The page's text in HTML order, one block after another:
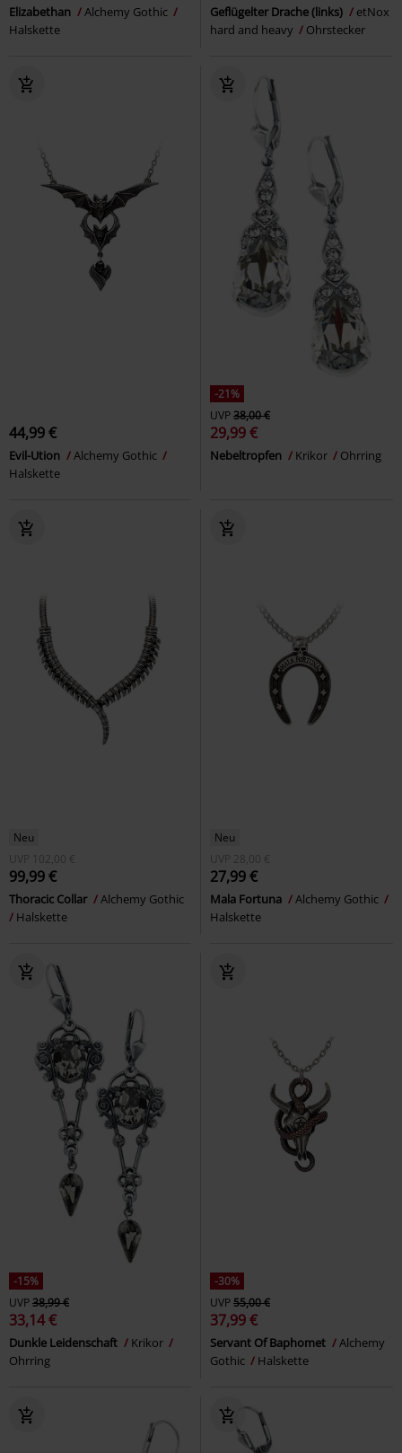
Elizabethan
Alchemy Gothic
Halskette
Geflügelter Drache (links)
etNox
hard and heavy
Ohrstecker
44,99 €
Evil-Ution
Alchemy Gothic
Halskette
-21%
UVP38,00 €
29,99 €
Nebeltropfen Krikor Ohrring
Neu
UVP
102,00 €
99,99 €
Thoracic Collar
Alchemy Gothic
Halskette
Neu
UVP
28,00 €
27,99 €
Mala Fortuna
Alchemy Gothic
Halskette
-15%
UVP38,99 €
33,14 €
Dunkle Leidenschaft
Krikor
Ohrring
-30%
UVP55,00 €
37,99 €
Servant Of Baphomet
Alchemy
Gothic
Halskette